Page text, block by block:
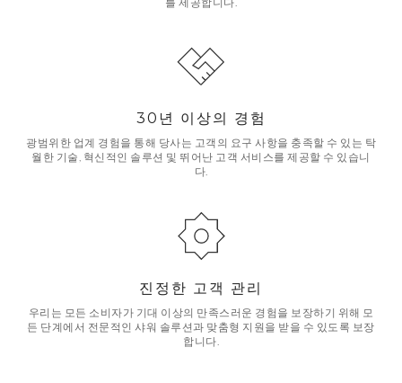
30년 이상의 경험
광범위한 업계 경험을 통해 당사는 고객의 요구 사항을 충족할 수 있는 탁
월한 기술, 혁신적인 솔루션 및 뛰어난 고객 서비스를 제공할 수 있습니
다.
진정한 고객 관리
우리는 모든 소비자가 기대 이상의 만족스러운 경험을 보장하기 위해 모
든 단계에서 전문적인 샤워 솔루션과 맞춤형 지원을 받을 수 있도록 보장
합니다.